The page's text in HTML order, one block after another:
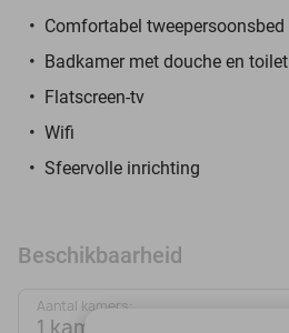
Comfortabel tweepersoonsbed
Badkamer met douche en toilet
Flatscreen-tv
Wifi
Sfeervolle inrichting
Beschikbaarheid
Aantal kamers: